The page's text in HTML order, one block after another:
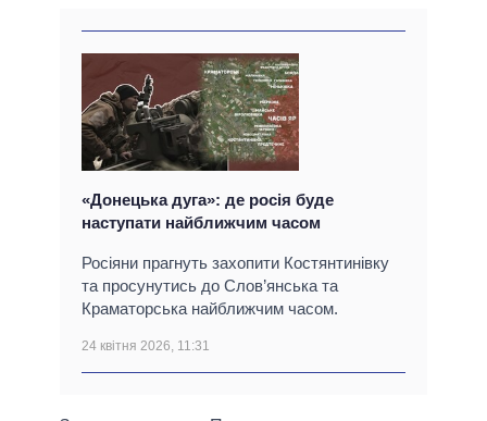
«Донецька дуга»: де росія буде
наступати найближчим часом
Росіяни прагнуть захопити Костянтинівку
та просунутись до Слов’янська та
Краматорська найближчим часом.
24 квітня 2026, 11:31